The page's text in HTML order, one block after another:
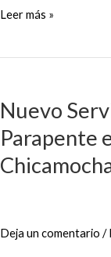
Leer más »
Nuevo
Parapente
Deja un comentario /
Aventura
en
Parapente
en
del